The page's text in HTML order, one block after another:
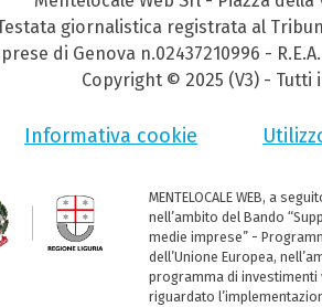
giornalistica registrata al
di Genova n.02437210996 -
Copyright © 2025 (V3) -
Informativa cookie
MENTELOCALE WEB, a
nell’ambito del Bando
medie imprese” -
dell’Unione Europea,
programma di investimenti
riguardato